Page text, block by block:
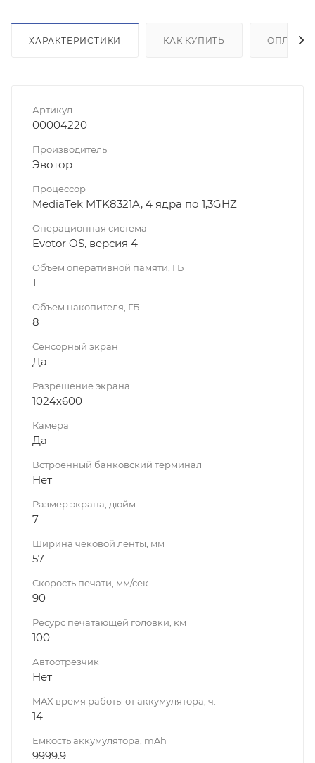
ХАРАКТЕРИСТИКИ КАК КУПИТЬ ОПЛАТА
Артикул
00004220
Производитель
Эвотор
Процессор
MediaTek MTK8321A, 4 ядра по 1,3GHZ
Операционная система
Evotor OS, версия 4
Объем оперативной памяти, ГБ
1
Объем накопителя, ГБ
8
Сенсорный экран
Да
Разрешение экрана
1024х600
Камера
Да
Встроенный банковский терминал
Нет
Размер экрана, дюйм
7
Ширина чековой ленты, мм
57
Скорость печати, мм/сек
90
Ресурс печатающей головки, км
100
Автоотрезчик
Нет
MAX время работы от аккумулятора, ч.
14
Емкость аккумулятора, mAh
9999.9